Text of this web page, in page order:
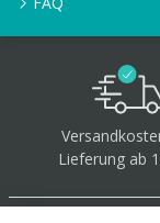
Lieferung ab